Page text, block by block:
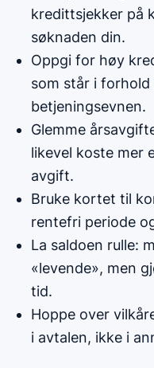
kredittsjekker på
søknaden din.
Oppgi for høy
som står i
betjeningsevnen.
Glemme
likevel koste mer
avgift.
Bruke kortet til
rentefri periode
La saldoen rulle:
«levende», men
tid.
Hoppe over
i avtalen, ikke i